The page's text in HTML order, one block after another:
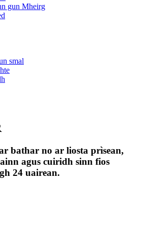
gun Mheirg
smal
bathar no ar liosta prìsean,
agus cuiridh sinn fios
24 uairean.